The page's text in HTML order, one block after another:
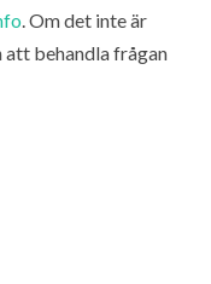
. Om det inte är
behandla frågan